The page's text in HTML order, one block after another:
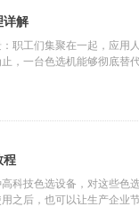
详解
职工们集聚在一起，应用
，一台色选机能够彻底替
程
科技色选设备，对这些
之后，也可以让生产企业